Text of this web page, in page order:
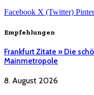
Facebook X (Twitter)
Empfehlungen
Frankfurt Zitate » Die
Mainmetropole
8. August 2026